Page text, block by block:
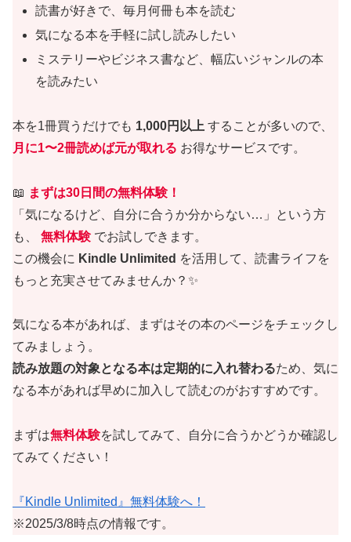
読書が好きで、毎月何冊も本を読む
気になる本を手軽に試し読みしたい
ミステリーやビジネス書など、幅広いジャンルの本
を読みたい
本を1冊買うだけでも 1,000円以上 することが多いので、
月に1〜2冊読めば元が取れる お得なサービスです。
📖 まずは30日間の無料体験！
「気になるけど、自分に合うか分からない…」という方
も、 無料体験でお試しできます。
この機会に Kindle Unlimited を活用して、読書ライフを
もっと充実させてみませんか？✨
気になる本があれば、まずはその本のページをチェックし
てみましょう。
読み放題の対象となる本は定期的に入れ替わるため、気に
なる本があれば早めに加入して読むのがおすすめです。
まずは無料体験を試してみて、自分に合うかどうか確認し
てみてください！
『Kindle Unlimited』無料体験へ！
※2025/3/8時点の情報です。